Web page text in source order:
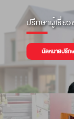
ปรึกษาผู้เชี่ย
นัดหมายปรึก